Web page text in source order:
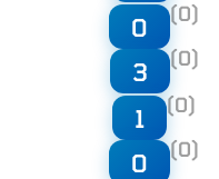
0 (0)
3 (0)
1 (0)
0 (0)